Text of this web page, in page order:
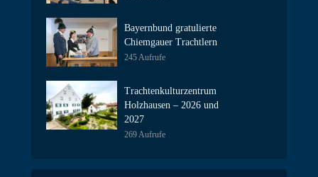
Bayernbund gratulierte
Chiemgauer Trachtlern
245 Aufrufe
Trachtenkulturzentrum
Holzhausen – 2026 und
2027
269 Aufrufe